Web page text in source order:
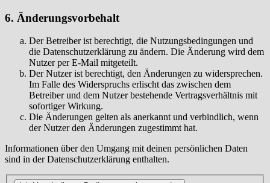
6. Änderungsvorbehalt
Der Betreiber ist berechtigt, die Nutzungsbedingungen und
die Datenschutzerklärung zu ändern. Die Änderung wird dem
Nutzer per E-Mail mitgeteilt.
Der Nutzer ist berechtigt, den Änderungen zu widersprechen.
Im Falle des Widerspruchs erlischt das zwischen dem
Betreiber und dem Nutzer bestehende Vertragsverhältnis mit
sofortiger Wirkung.
Die Änderungen gelten als anerkannt und verbindlich, wenn
der Nutzer den Änderungen zugestimmt hat.
Informationen über den Umgang mit deinen persönlichen Daten
sind in der Datenschutzerklärung enthalten.